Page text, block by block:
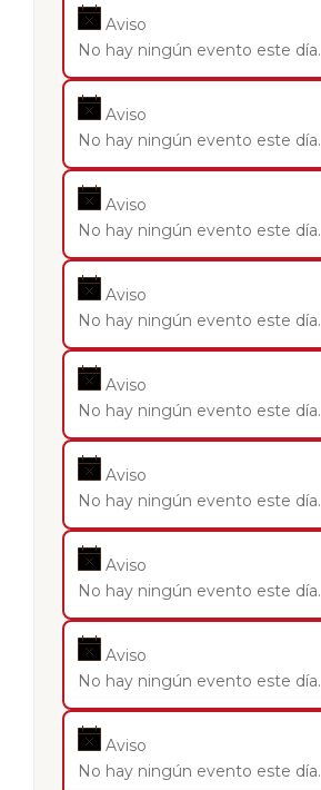
Aviso
No hay ningún evento este día.
Aviso
No hay ningún evento este día.
Aviso
No hay ningún evento este día.
Aviso
No hay ningún evento este día.
Aviso
No hay ningún evento este día.
Aviso
No hay ningún evento este día.
Aviso
No hay ningún evento este día.
Aviso
No hay ningún evento este día.
Aviso
No hay ningún evento este día.